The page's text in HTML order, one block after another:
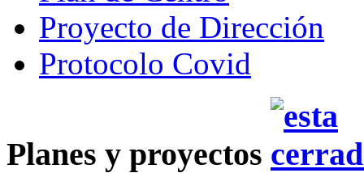
Proyecto de Dirección
Protocolo Covid
Planes y proyectos